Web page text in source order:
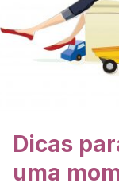
Dicas
uma